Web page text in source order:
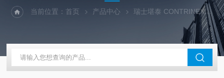
当前位置：首页 产品中心 瑞士堪泰 CONTRINEX